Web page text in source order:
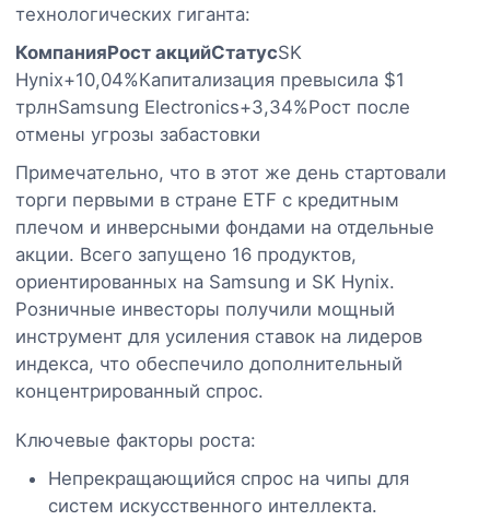
технологических гиганта:
КомпанияРост акцийСтатусSK
Hynix+10,04%Капитализация превысила $1
трлнSamsung Electronics+3,34%Рост после
отмены угрозы забастовки
Примечательно, что в этот же день стартовали
торги первыми в стране ETF с кредитным
плечом и инверсными фондами на отдельные
акции. Всего запущено 16 продуктов,
ориентированных на Samsung и SK Hynix.
Розничные инвесторы получили мощный
инструмент для усиления ставок на лидеров
индекса, что обеспечило дополнительный
концентрированный спрос.
Ключевые факторы роста:
Непрекращающийся спрос на чипы для
систем искусственного интеллекта.